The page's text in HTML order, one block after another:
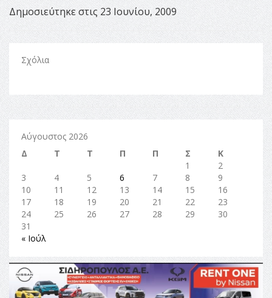
Δημοσιεύτηκε στις 23 Ιουνίου, 2009
Σχόλια
Αύγουστος 2026
Δ
Τ Τ Π Π Σ
Κ
1
2
3
4 5 6 7 8
9
10
11 12 13 14 15
16
17
18 19 20 21 22
23
24
25 26 27 28 29
30
31
« Ιούλ